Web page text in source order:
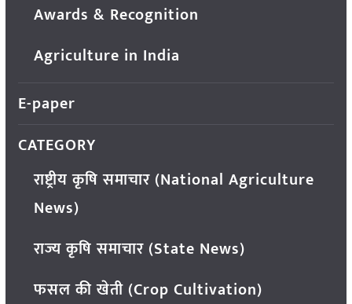
Awards & Recognition
Agriculture in India
E-paper
CATEGORY
राष्ट्रीय कृषि समाचार (National Agriculture
News)
राज्य कृषि समाचार (State News)
फसल की खेती (Crop Cultivation)